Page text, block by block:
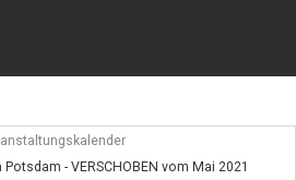
- VERSCHOBEN vom Mai 2021